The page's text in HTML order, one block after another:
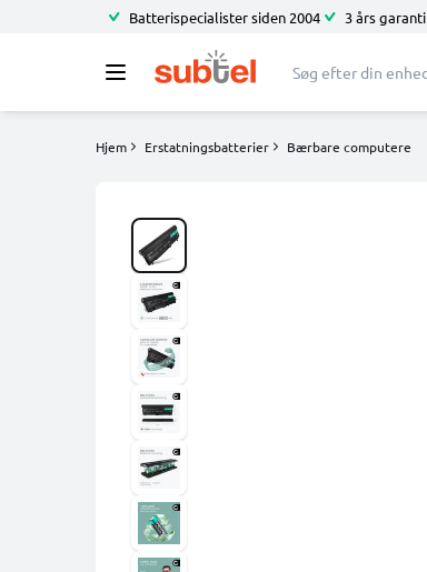
Batterispecialister siden 2004 3 års garanti
Hjem Erstatningsbatterier Bærbare computere